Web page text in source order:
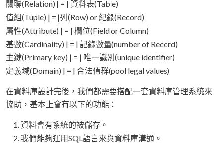
關聯(Relation) | = | 資料表(Table)
值組(Tuple) | = |列(Row) or 紀錄(Record)
屬性(Attribute) | = | 欄位(Field or Column)
基數(Cardinality) | = | 記錄數量(number of Record)
主鍵(Primary key) | = | 唯一識別(unique identifier)
定義域(Domain) | = | 合法值群(pool legal values)
在資料庫設計完後，我們都需要搭配一套資料庫管理系統來
協助，基本上會有以下的功能：
資料會有系統的被儲存。
我們能夠運用SQL語言來與資料庫溝通。